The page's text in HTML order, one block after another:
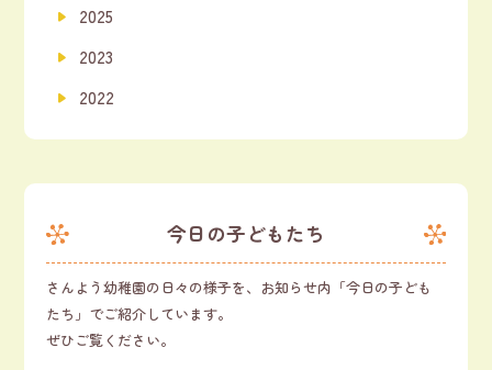
2025
2023
2022
今日の子どもたち
さんよう幼稚園の日々の様子を、お知らせ内「今日の子ども
たち」でご紹介しています。
ぜひご覧ください。